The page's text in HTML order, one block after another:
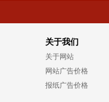
关于我们
关于网站
网站广告价格
报纸广告价格